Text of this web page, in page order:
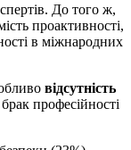
До того ж,
проактивності,
в міжнародних
відсутність
професійності